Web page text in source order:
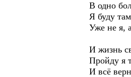
В одно
Я буду
Уже не я,
И жизнь
Пройду я
И всё